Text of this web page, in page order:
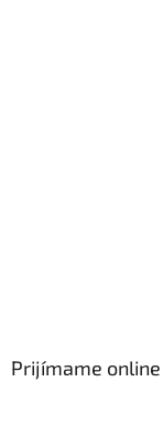
Prijímame